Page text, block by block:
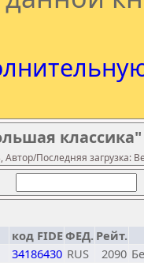
классика"
Последняя загрузка:
код FIDEФЕД. Рейт.
34186430 RUS 2090